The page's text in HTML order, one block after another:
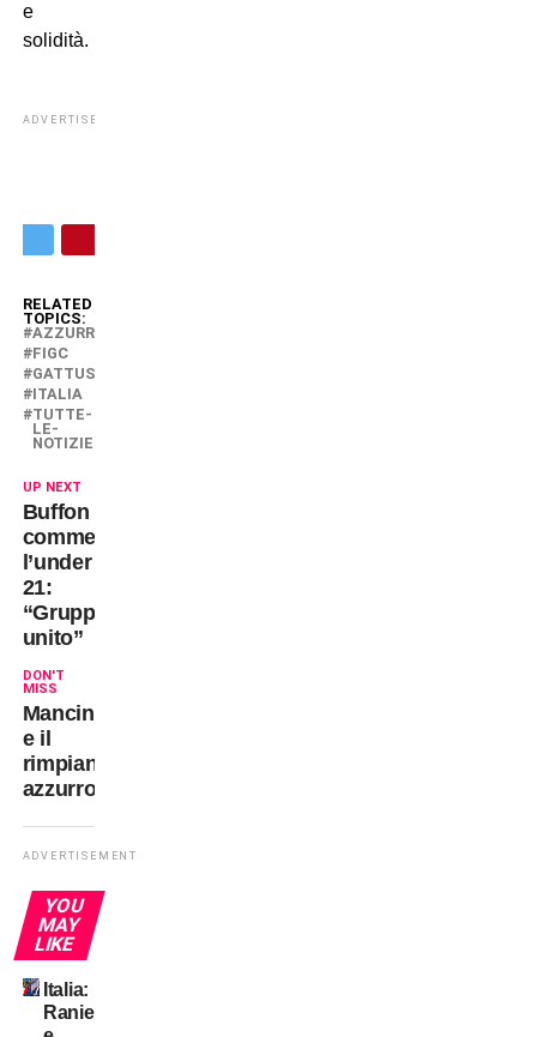
e
solidità.
ADVERTISEMENT
RELATED
TOPICS:
AZZURRI
FIGC
GATTUSO
ITALIA
TUTTE-
LE-
NOTIZIE
UP NEXT
Buffon
commenta
l’under
21:
“Gruppo
unito”
DON'T
MISS
Mancini
e il
rimpianto
azzurro
ADVERTISEMENT
YOU
MAY
LIKE
Italia:
Ranieri